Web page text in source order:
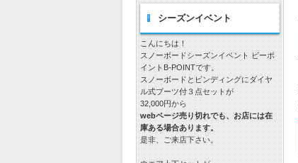
シーズンイベント
こんにちは！
スノーボードシーズンイベント ビーポ
イントB-POINTです。
スノーボードとビンディングにダイヤ
ル式ブーツ付３点セットが
32,000円から
webページ売り切れでも、お店には在
庫ある場合あります。
是非、ご来店下さい。